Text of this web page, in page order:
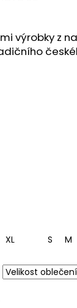
výrobky z
XL S M